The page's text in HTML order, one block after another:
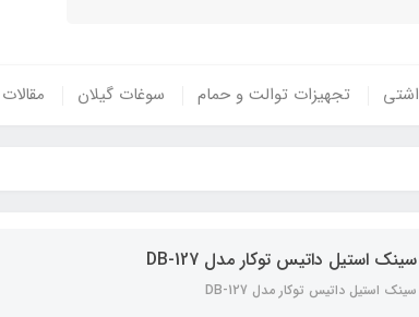
تجهیزات توالت و حمام سوغات گیلان مقالات
سینک استیل داتیس توکار مدل DB-127
سینک استیل داتیس توکار مدل DB-127